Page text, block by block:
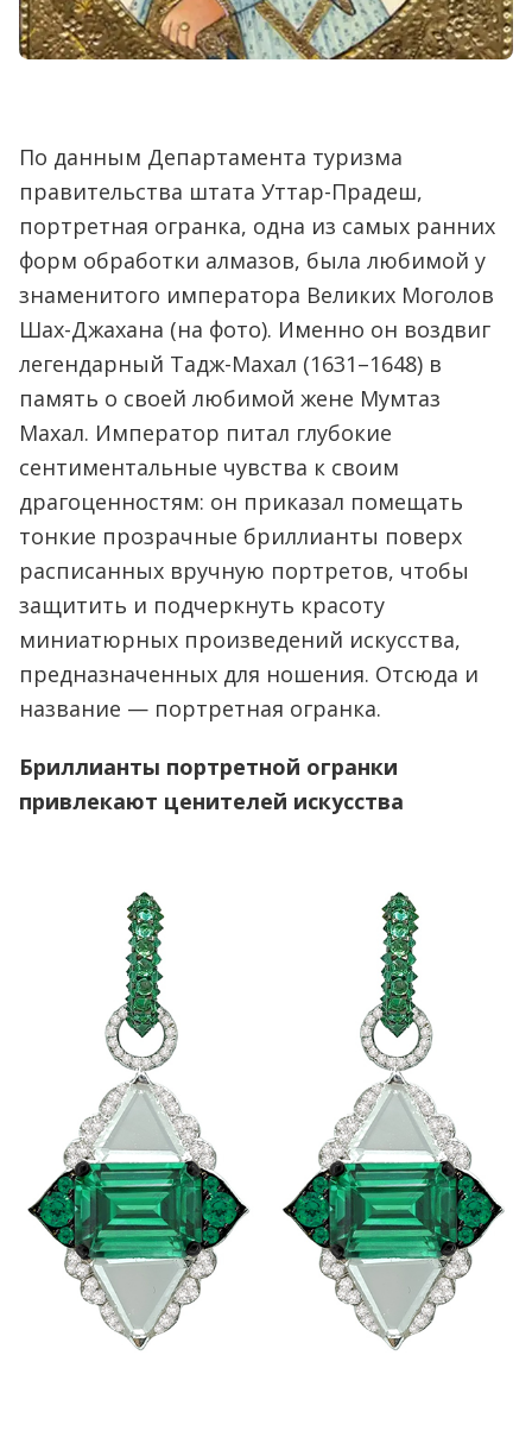
По данным Департамента туризма
правительства штата Уттар-Прадеш,
портретная огранка, одна из самых ранних
форм обработки алмазов, была любимой у
знаменитого императора Великих Моголов
Шах-Джахана (на фото). Именно он воздвиг
легендарный Тадж-Махал (1631–1648) в
память о своей любимой жене Мумтаз
Махал. Император питал глубокие
сентиментальные чувства к своим
драгоценностям: он приказал помещать
тонкие прозрачные бриллианты поверх
расписанных вручную портретов, чтобы
защитить и подчеркнуть красоту
миниатюрных произведений искусства,
предназначенных для ношения. Отсюда и
название — портретная огранка.
Бриллианты портретной огранки
привлекают ценителей искусства